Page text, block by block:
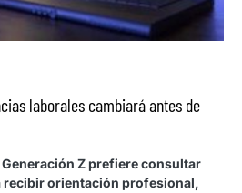
laborales cambiará antes de
Z prefiere consultar
recibir orientación profesional,